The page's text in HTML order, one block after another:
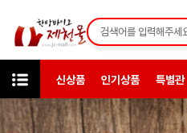
신상품 인기상품 특별관
카테고리 한방일반제품